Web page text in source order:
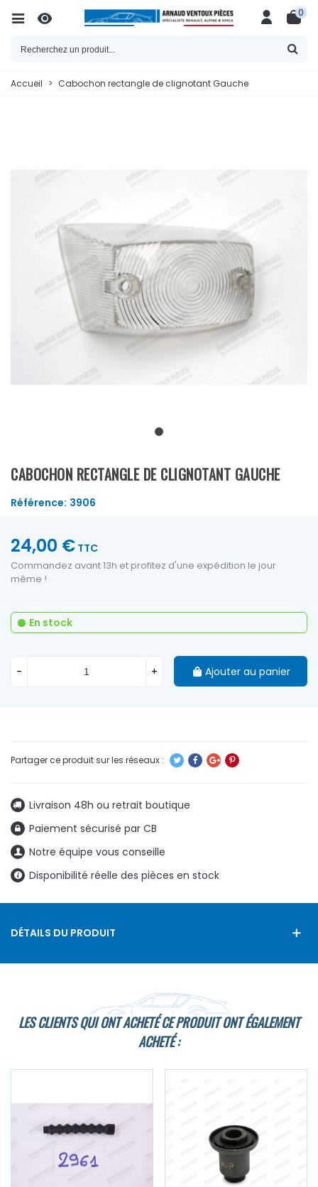
0
Accueil > Cabochon rectangle de clignotant Gauche
CABOCHON RECTANGLE DE CLIGNOTANT GAUCHE
Référence: 3906
Livraison 48h ou retrait boutique
Paiement sécurisé par CB
Notre équipe vous conseille
Disponibilité réelle des pièces en stock
24,00 € TTC
Commandez avant 13h et profitez d'une expédition le jour
même !
En stock
- + Ajouter au panier
DÉTAILS DU PRODUIT
LES CLIENTS QUI ONT ACHETÉ CE PRODUIT ONT ÉGALEMENT
ACHETÉ :